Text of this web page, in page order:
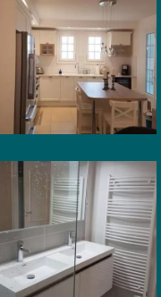
CUISINE
Rénovation
cuisine –
Morlaas
SALLE DE BAIN
Rénovation
salle de
bain – Pau
Morlaas